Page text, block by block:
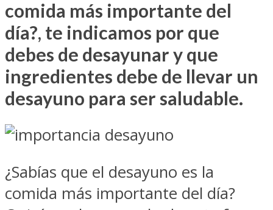
comida más importante del
día?, te indicamos por que
debes de desayunar y que
ingredientes debe de llevar un
desayuno para ser saludable.
¿Sabías que el desayuno es la
comida más importante del día?